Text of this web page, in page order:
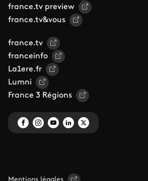
france.tv preview
france.tv&vous
france.tv
franceinfo
La1ere.fr
Lumni
France 3 Régions